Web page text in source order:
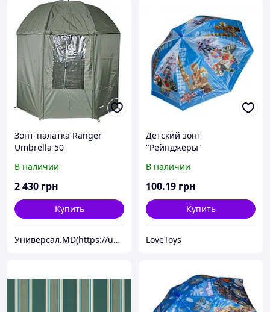
Зонт-палатка Ranger
Umbrella 50
В наличии
2 430 грн
Купить
Универсал.MD(https://universal.prom.md/)
Детский зонт
"Рейнджеры"
В наличии
100.19 грн
Купить
LoveToys